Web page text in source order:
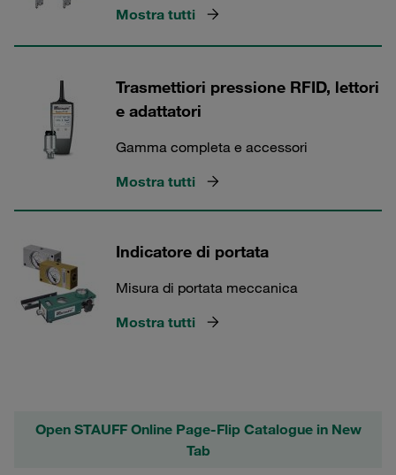
Mostra tutti
Trasmettiori pressione RFID, lettori
e adattatori
Gamma completa e accessori
Mostra tutti
Indicatore di portata
Misura di portata meccanica
Mostra tutti
Open STAUFF Online Page-Flip Catalogue in New
Tab